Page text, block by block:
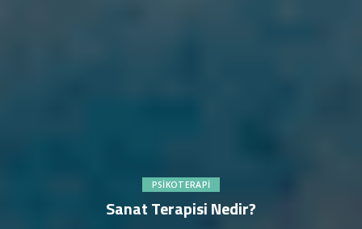
PSIKOTERAPI
Sanat Terapisi Nedir?